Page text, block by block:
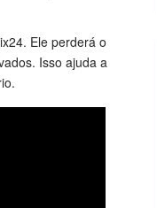
Ele perderá o
Isso ajuda a